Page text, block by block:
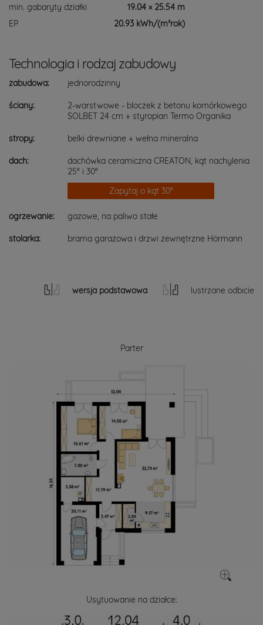
min. gabaryty działki
19.04 × 25.54 m
EP
20.93 kWh/(m²rok)
Technologia i rodzaj zabudowy
zabudowa: jednorodzinny
ściany:
2-warstwowe - bloczek z betonu komórkowego
SOLBET 24 cm + styropian Termo Organika
stropy: belki drewniane + wełna mineralna
dach:
dachówka ceramiczna CREATON, kąt nachylenia
25° i 30°
Zapytaj o kąt 30°
ogrzewanie: gazowe, na paliwo stałe
stolarka: brama garażowa i drzwi zewnętrzne Hörmann
wersja podstawowa lustrzane odbicie
Parter
Usytuowanie na działce: